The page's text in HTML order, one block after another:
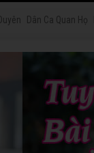
Dân Ca Quan Họ